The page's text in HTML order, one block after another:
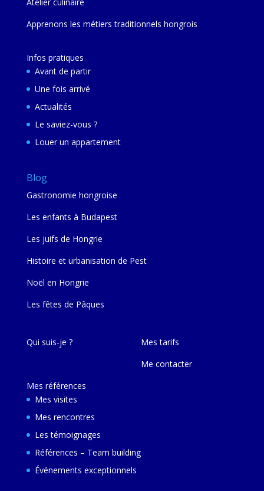
Apprenons les métiers traditionnels hongrois
Infos pratiques
Avant de partir
Une fois arrivé
Actualités
Le saviez-vous ?
Louer un appartement
Blog
Gastronomie hongroise
Les enfants à Budapest
Les juifs de Hongrie
Histoire et urbanisation de Pest
Noël en Hongrie
Les fêtes de Pâques
Qui suis-je ?
Mes références
Mes visites
Mes rencontres
Les témoignages
Références – Team building
Événements exceptionnels
Mes tarifs
Me contacter